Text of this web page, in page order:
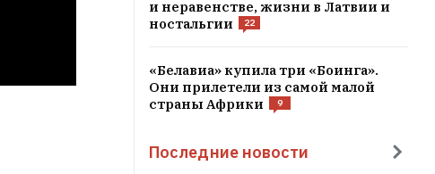
и неравенстве, жизни в Латвии и
ностальгии
22
«Белавиа» купила три «Боинга».
Они прилетели из самой малой
страны Африки
9
Последние новости